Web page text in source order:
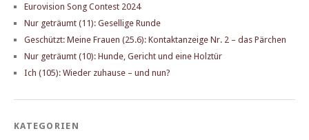
Eurovision Song Contest 2024
Nur geträumt (11): Gesellige Runde
Geschützt: Meine Frauen (25.6): Kontaktanzeige Nr. 2 – das Pärchen
Nur geträumt (10): Hunde, Gericht und eine Holztür
Ich (105): Wieder zuhause – und nun?
KATEGORIEN